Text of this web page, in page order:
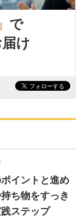
で
け
イントと進め
ち物をすっき
ステップ